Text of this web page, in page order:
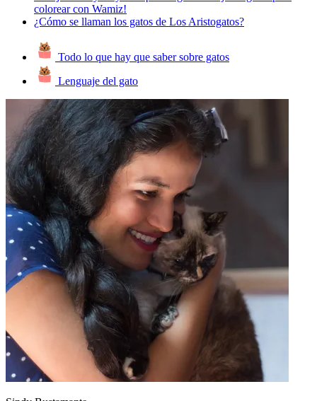
colorear con Wamiz!
¿Cómo se llaman los gatos de Los Aristogatos?
Todo lo que hay que saber sobre gatos
Lenguaje del gato